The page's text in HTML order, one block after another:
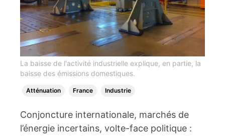
La baisse de l'activité industrielle explique, en partie, la
baisse des émissions domestiques.
Atténuation France Industrie
Conjoncture internationale, marchés de
l’énergie incertains, volte-face politique :